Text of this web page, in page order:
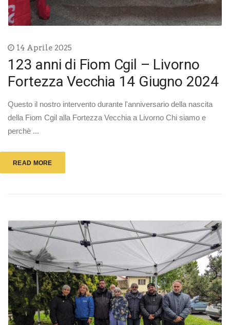
14 Aprile 2025
123 anni di Fiom Cgil – Livorno
Fortezza Vecchia 14 Giugno 2024
Questo il nostro intervento durante l'anniversario della nascita
della Fiom Cgil alla Fortezza Vecchia a Livorno Chi siamo e
perchè ...
READ MORE